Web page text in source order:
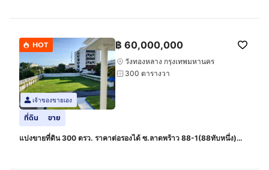
HOT
เจ้าของขายเอง
฿ 60,000,000
วังทองหลาง กรุงเทพมหานคร
300 ตารางวา
ที่ดิน ขาย
แบ่งขายที่ดิน 300 ตรว. ราคาต่อรองได้ ซ.ลาดพร้าว 88-1(88ทับหนึ่ง)